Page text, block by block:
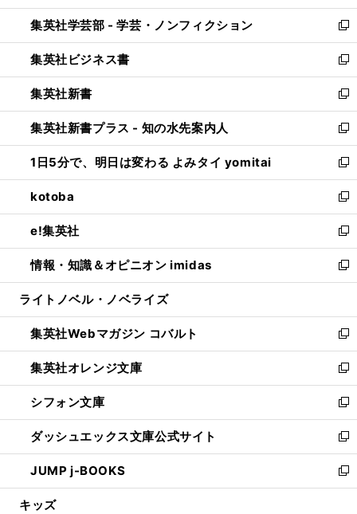
開
く
ウ
で
開
く
ン
ド
ウ
で
開
く
ウ
ィ
ン
ド
ウ
で
開
く
集英社学芸部 - 学芸・ノンフィクション
新
し
い
ウ
ィ
ン
ド
ウ
で
開
く
集英社ビジネス書
新
し
い
ウ
ィ
ン
ド
ウ
で
開
く
集英社新書
新
し
い
ウ
ィ
ン
ド
ウ
で
開
く
集英社新書プラス - 知の水先案内人
新
し
い
ウ
ィ
ン
ド
ウ
で
開
1日5分で、明日は変わる よみタイ yomitai
新
し
い
ウ
ィ
ン
ド
ウ
開
く
kotoba
新
し
い
ウ
ィ
ン
ウ
で
開
く
e!集英社
新
し
い
ウ
ン
ド
ウ
で
開
く
情報・知識＆オピニオン imidas
新
し
ウ
ィ
ン
ド
ウ
で
開
く
ライトノベル・ノベライズ
集英社Webマガジン コバルト
新
し
い
ウ
ィ
ン
ド
ウ
で
開
集英社オレンジ文庫
新
し
い
ウ
ィ
ン
ド
ウ
シフォン文庫
新
し
い
ウ
ィ
ン
ダッシュエックス文庫公式サイト
新
し
い
ウ
JUMP j-BOOKS
新
し
キッズ